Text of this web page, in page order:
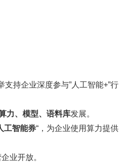
支持企业深度参与”人工智能+”行
力、模型、语料库发展。
工智能券“，为企业使用算力提供
业开放。